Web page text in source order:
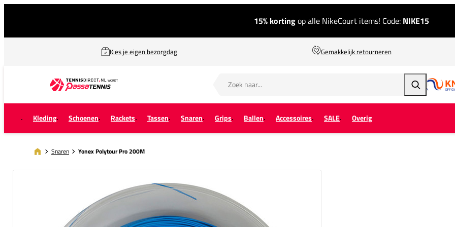
15% kortingop alle NikeCourt items! Code: NIKE15
Kies je eigen bezorgdag Gemakkelijk retourneren
Zoeken
Kleding Schoenen Rackets Tassen Snaren Grips Ballen Accessoires SALE Overig
Snaren Yonex Polytour Pro 200M